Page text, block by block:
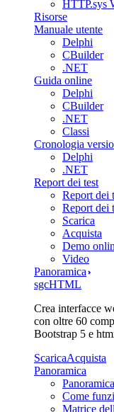
HTTP.sys
Risorse
Manuale utente
Delphi
CBuilder
.NET
Guida online
Delphi
CBuilder
.NET
Classi
Cronologia
Delphi
.NET
Report dei test
Report dei
Report dei
Scarica
Acquista
Demo
Video
Panoramica
sgcHTML
Crea interfacce
con oltre 60
Bootstrap 5 e
ScaricaAcquista
Panoramica
Panoramica
Come
Matrice